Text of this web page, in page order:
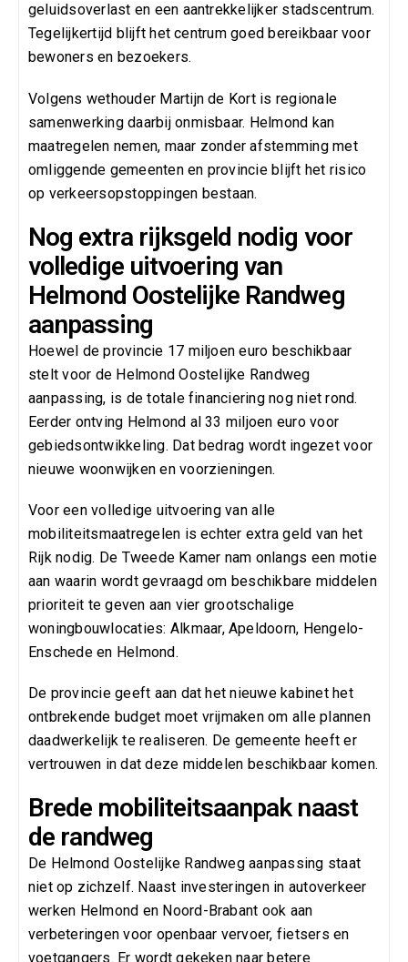
geluidsoverlast en een aantrekkelijker stadscentrum.
Tegelijkertijd blijft het centrum goed bereikbaar voor
bewoners en bezoekers.
Volgens wethouder Martijn de Kort is regionale
samenwerking daarbij onmisbaar. Helmond kan
maatregelen nemen, maar zonder afstemming met
omliggende gemeenten en provincie blijft het risico
op verkeersopstoppingen bestaan.
Nog extra rijksgeld nodig voor
volledige uitvoering van
Helmond Oostelijke Randweg
aanpassing
Hoewel de provincie 17 miljoen euro beschikbaar
stelt voor de Helmond Oostelijke Randweg
aanpassing, is de totale financiering nog niet rond.
Eerder ontving Helmond al 33 miljoen euro voor
gebiedsontwikkeling. Dat bedrag wordt ingezet voor
nieuwe woonwijken en voorzieningen.
Voor een volledige uitvoering van alle
mobiliteitsmaatregelen is echter extra geld van het
Rijk nodig. De Tweede Kamer nam onlangs een motie
aan waarin wordt gevraagd om beschikbare middelen
prioriteit te geven aan vier grootschalige
woningbouwlocaties: Alkmaar, Apeldoorn, Hengelo-
Enschede en Helmond.
De provincie geeft aan dat het nieuwe kabinet het
ontbrekende budget moet vrijmaken om alle plannen
daadwerkelijk te realiseren. De gemeente heeft er
vertrouwen in dat deze middelen beschikbaar komen.
Brede mobiliteitsaanpak naast
de randweg
De Helmond Oostelijke Randweg aanpassing staat
niet op zichzelf. Naast investeringen in autoverkeer
werken Helmond en Noord-Brabant ook aan
verbeteringen voor openbaar vervoer, fietsers en
voetgangers. Er wordt gekeken naar betere